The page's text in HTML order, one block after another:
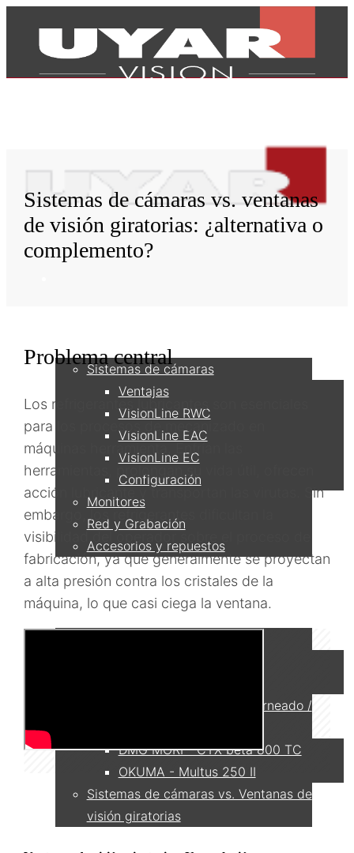
Sistemas de cámaras
Ventajas
VisionLine RWC
VisionLine EAC
VisionLine EC
Configuración
Monitores
Red y Grabación
Accesorios y repuestos
Aplicaciones
Centros de mecanizado de torneado /
DMG MORI - CTX beta 800 TC
OKUMA - Multus 250 II
Sistemas de cámaras vs. Ventanas de
visión giratorias
Sistemas de cámaras vs. ventanas
de visión giratorias: ¿alternativa o
complemento?
Problema central
Los refrigerantes lubricantes son esenciales
para los procesos de mecanizado en
máquinas herramienta. Enfrían las
herramientas, prolongan su vida útil, ofrecen
acción lubricante y transportan las virutas. Sin
embargo, los refrigerantes dificultan la
visibilidad del operador sobre el proceso de
fabricación, ya que generalmente se proyectan
a alta presión contra los cristales de la
máquina, lo que casi ciega la ventana.